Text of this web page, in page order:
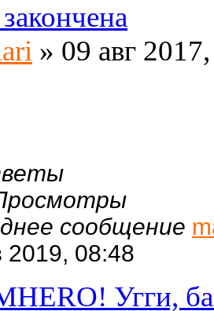
» 09 авг
сообщение
2019, 08:48
Угги,